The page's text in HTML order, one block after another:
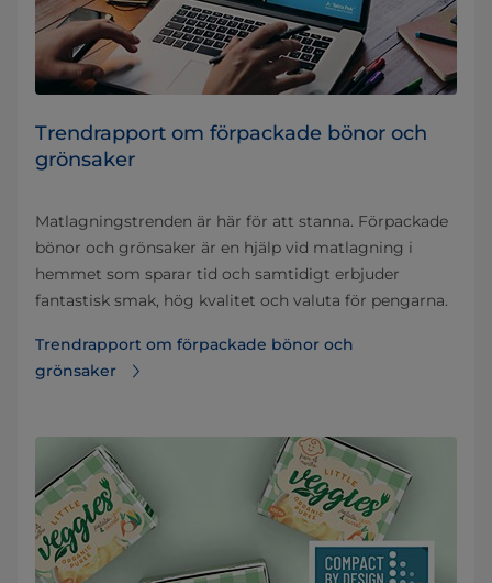
Trendrapport om förpackade bönor och
grönsaker
Matlagningstrenden är här för att stanna. Förpackade
bönor och grönsaker är en hjälp vid matlagning i
hemmet som sparar tid och samtidigt erbjuder
fantastisk smak, hög kvalitet och valuta för pengarna.
Trendrapport om förpackade bönor och
grönsaker